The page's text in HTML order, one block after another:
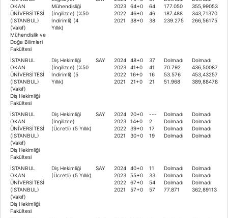
OKAN
ÜNİVERSİTESİ
(İSTANBUL)
(Vakıf)
Mühendislik ve
Doğa Bilimleri
Fakültesi
Mühendisliği
(İngilizce) (%50
İndirimli) (4
Yıllık)
2023
2022
2021
64+0
46+0
38+0
64
46
38
177.050
187.488
239.275
355,99053
343,71370
266,56175
İSTANBUL
OKAN
ÜNİVERSİTESİ
(İSTANBUL)
(Vakıf)
Diş Hekimliği
Fakültesi
Diş Hekimliği
(İngilizce) (%50
İndirimli) (5
Yıllık)
SAY
2024
2023
2022
2021
48+0
41+0
16+0
21+0
37
41
16
21
Dolmadı
70.792
53.576
51.968
Dolmadı
436,50087
453,43257
389,88478
İSTANBUL
OKAN
ÜNİVERSİTESİ
(İSTANBUL)
(Vakıf)
Diş Hekimliği
Fakültesi
Diş Hekimliği
(İngilizce)
(Ücretli) (5 Yıllık)
SAY
2024
2023
2022
2021
20+0
14+0
39+0
30+0
---
2
17
19
Dolmadı
Dolmadı
Dolmadı
Dolmadı
Dolmadı
Dolmadı
Dolmadı
Dolmadı
İSTANBUL
OKAN
ÜNİVERSİTESİ
(İSTANBUL)
(Vakıf)
Diş Hekimliği
Fakültesi
Diş Hekimliği
(Ücretli) (5 Yıllık)
SAY
2024
2023
2022
2021
40+0
55+0
67+0
57+0
11
33
54
57
Dolmadı
Dolmadı
Dolmadı
77.871
Dolmadı
Dolmadı
Dolmadı
362,89113